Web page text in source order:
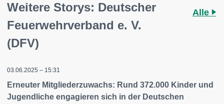
Weitere Storys: Deutscher
Feuerwehrverband e. V.
(DFV)
Alle
03.06.2025 – 15:31
Erneuter Mitgliederzuwachs: Rund 372.000 Kinder und
Jugendliche engagieren sich in der Deutschen